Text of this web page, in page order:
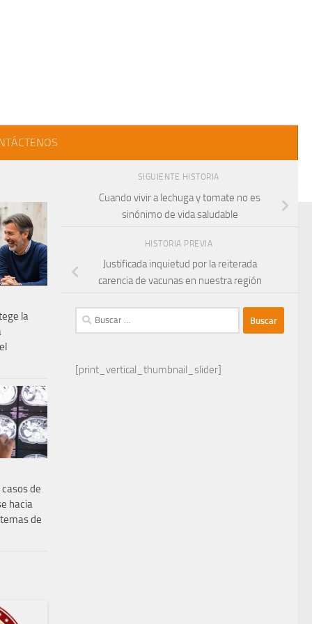
SIGUIENTE HISTORIA
Cuando vivir a lechuga y tomate no es
sinónimo de vida saludable
HISTORIA PREVIA
Justificada inquietud por la reiterada
carencia de vacunas en nuestra región
Buscar:
[print_vertical_thumbnail_slider]
la
de
hacia
de